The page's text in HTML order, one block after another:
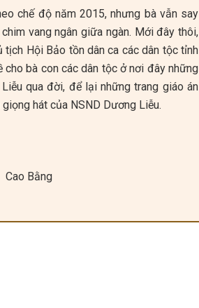
chế độ năm 2015, nhưng bà vẫn say
vang ngân giữa ngàn. Mới đây thôi,
tịch Hội Bảo tồn dân ca các dân tộc tỉnh
cho bà con các dân tộc ở nơi đây những
qua đời, để lại những trang giáo án
hát của NSND Dương Liễu.
Cao Bằng